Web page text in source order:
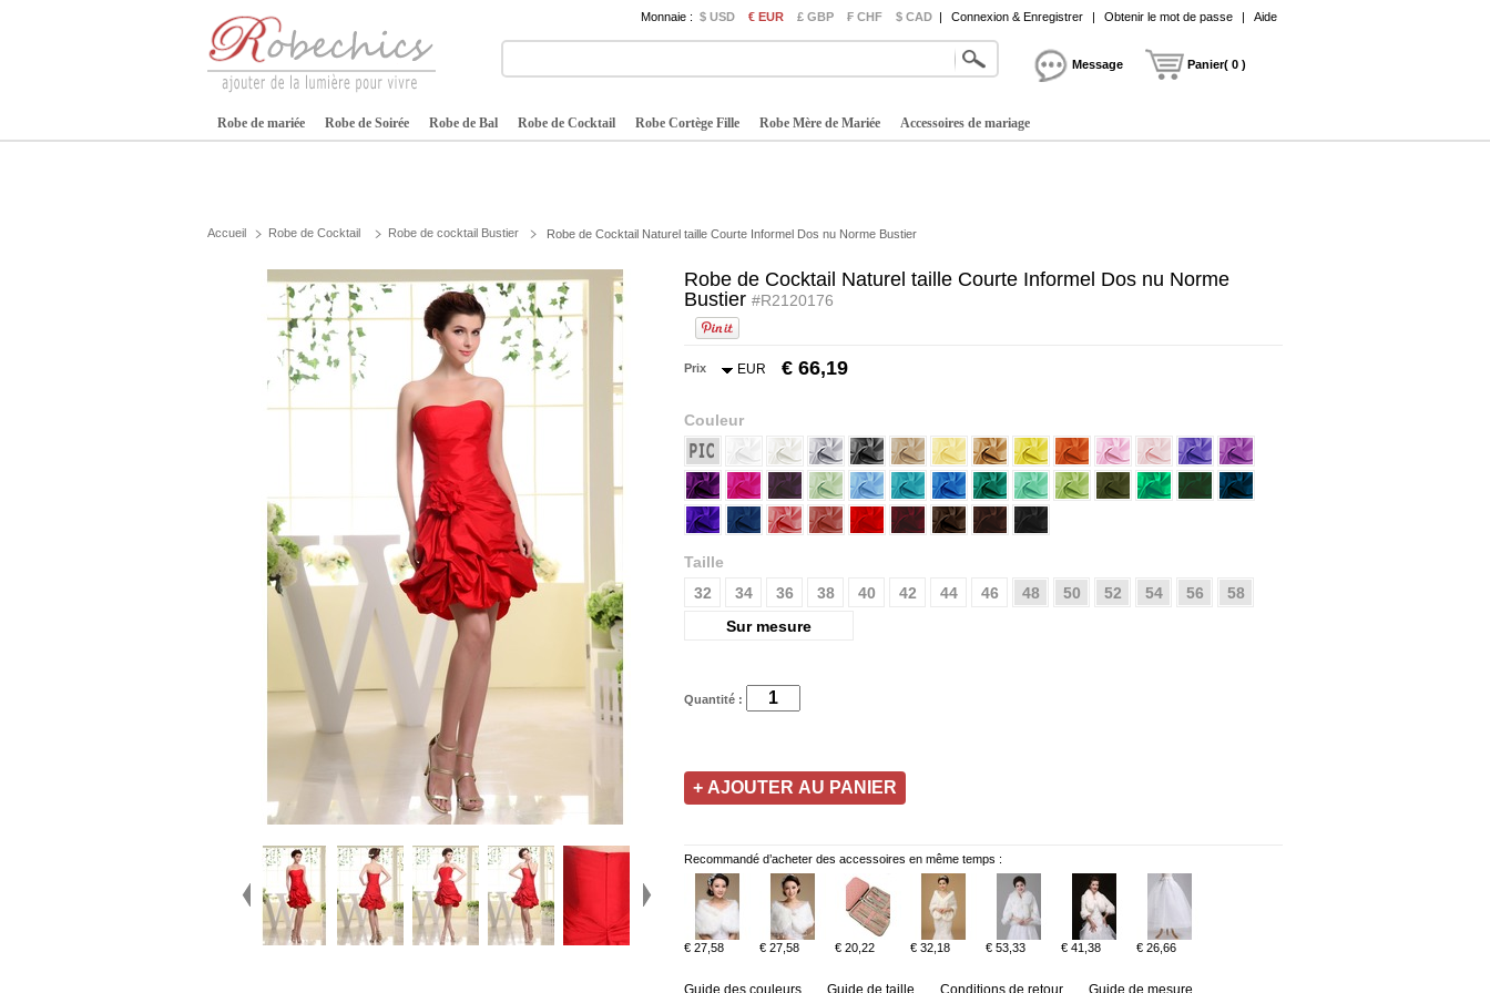
Monnaie : $ USD € EUR £ GBP ₣ CHF $ CAD | Connexion & Enregistrer | Obtenir le mot de passe | Aide
Message Panier( 0 )
Robe de mariée Robe de Soirée Robe de Bal Robe de Cocktail Robe Cortège Fille Robe Mère de Mariée Accessoires de mariage
Accueil Robe de Cocktail Robe de cocktail Bustier Robe de Cocktail Naturel taille Courte Informel Dos nu Norme Bustier
Robe de Cocktail Naturel taille Courte Informel Dos nu Norme
Bustier #R2120176
Prix EUR € 66,19
Couleur
Taille
32
34 36 38 40 42 44 46 48 50 52 54 56
58
Sur mesure
Quantité :
Recommandé d’acheter des accessoires en même temps :
€ 27,58 € 27,58 € 20,22 € 32,18 € 53,33 € 41,38 € 26,66
Guide des couleurs Guide de taille Conditions de retour Guide de mesure